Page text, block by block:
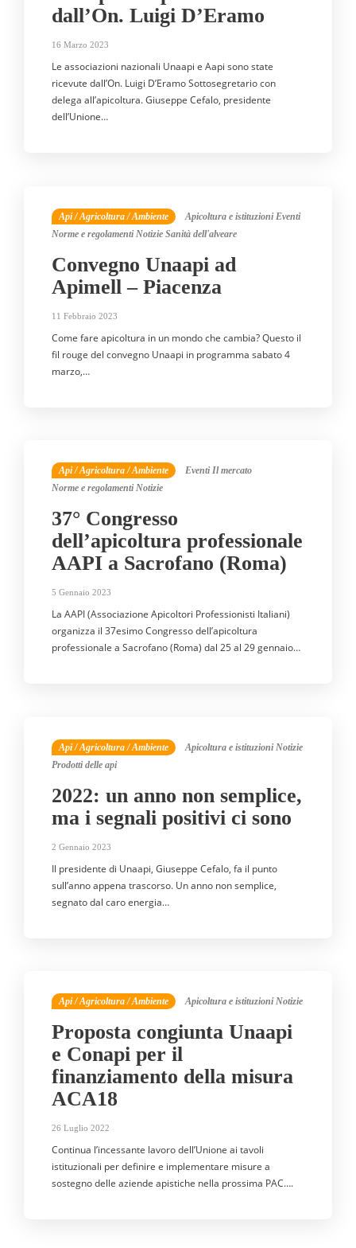
dall’On. Luigi D’Eramo
16 Marzo 2023
Le associazioni nazionali Unaapi e Aapi sono state
ricevute dall’On. Luigi D’Eramo Sottosegretario con
delega all’apicoltura. Giuseppe Cefalo, presidente
dell’Unione…
Api / Agricoltura / Ambiente Apicoltura e istituzioni Eventi
Norme e regolamenti Notizie Sanità dell'alveare
Convegno Unaapi ad
Apimell – Piacenza
11 Febbraio 2023
Come fare apicoltura in un mondo che cambia? Questo il
fil rouge del convegno Unaapi in programma sabato 4
marzo,…
Api / Agricoltura / Ambiente Eventi Il mercato
Norme e regolamenti Notizie
37° Congresso
dell’apicoltura professionale
AAPI a Sacrofano (Roma)
5 Gennaio 2023
La AAPI (Associazione Apicoltori Professionisti Italiani)
organizza il 37esimo Congresso dell’apicoltura
professionale a Sacrofano (Roma) dal 25 al 29 gennaio…
Api / Agricoltura / Ambiente Apicoltura e istituzioni Notizie
Prodotti delle api
2022: un anno non semplice,
ma i segnali positivi ci sono
2 Gennaio 2023
Il presidente di Unaapi, Giuseppe Cefalo, fa il punto
sull’anno appena trascorso. Un anno non semplice,
segnato dal caro energia…
Api / Agricoltura / Ambiente Apicoltura e istituzioni Notizie
Proposta congiunta Unaapi
e Conapi per il
finanziamento della misura
ACA18
26 Luglio 2022
Continua l’incessante lavoro dell’Unione ai tavoli
istituzionali per definire e implementare misure a
sostegno delle aziende apistiche nella prossima PAC….